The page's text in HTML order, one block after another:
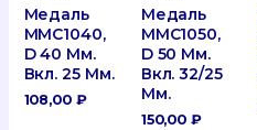
Медаль
MMC1040,
D 40 Мм.
Вкл. 25 Мм.
108,00 ₽
Медаль
MMC1050,
D 50 Мм.
Вкл. 32/25
Мм.
150,00₽